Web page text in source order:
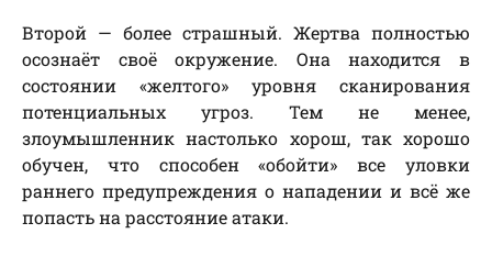
Второй — более страшный. Жертва полностью
осознаёт своё окружение. Она находится в
состоянии «желтого» уровня сканирования
потенциальных угроз. Тем не менее,
злоумышленник настолько хорош, так хорошо
обучен, что способен «обойти» все уловки
раннего предупреждения о нападении и всё же
попасть на расстояние атаки.